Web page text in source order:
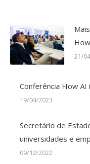
21/
Conferência How AI
19/04/2023
Secretário de
universidades e
09/12/2022